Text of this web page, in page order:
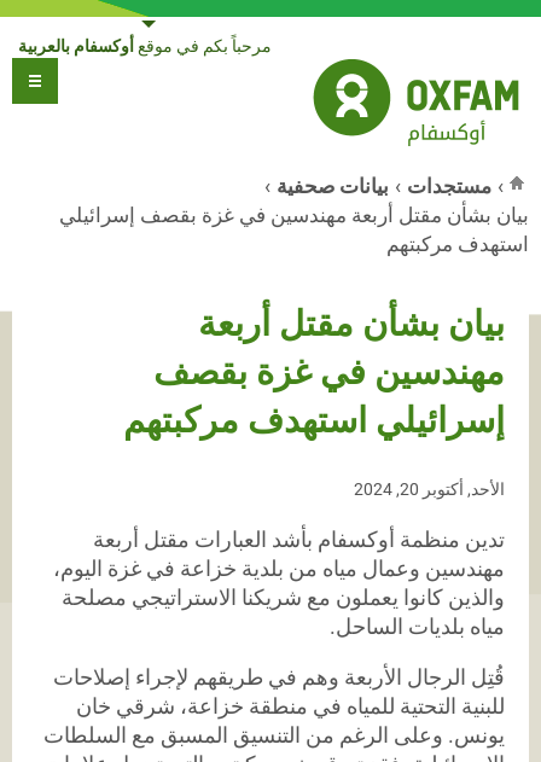
مرحباً بكم في موقع أوكسفام بالعربية
أنت هنا
› مستجدات › بيانات صحفية ›
بيان بشأن مقتل أربعة مهندسين في غزة بقصف إسرائيلي
استهدف مركبتهم
بيان بشأن مقتل أربعة
مهندسين في غزة بقصف
إسرائيلي استهدف مركبتهم
الأحد, أكتوبر 20, 2024
تدين منظمة أوكسفام بأشد العبارات مقتل أربعة
مهندسين وعمال مياه من بلدية خزاعة في غزة اليوم،
والذين كانوا يعملون مع شريكنا الاستراتيجي مصلحة
مياه بلديات الساحل.
قُتِل الرجال الأربعة وهم في طريقهم لإجراء إصلاحات
للبنية التحتية للمياه في منطقة خزاعة، شرقي خان
يونس. وعلى الرغم من التنسيق المسبق مع السلطات